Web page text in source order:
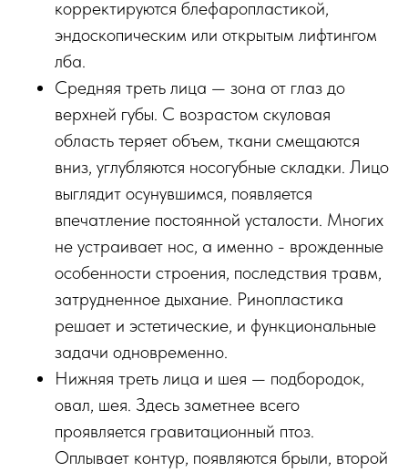
корректируются блефаропластикой,
эндоскопическим или открытым лифтингом
лба.
Средняя треть лица — зона от глаз до
верхней губы. С возрастом скуловая
область теряет объем, ткани смещаются
вниз, углубляются носогубные складки. Лицо
выглядит осунувшимся, появляется
впечатление постоянной усталости. Многих
не устраивает нос, а именно - врожденные
особенности строения, последствия травм,
затрудненное дыхание. Ринопластика
решает и эстетические, и функциональные
задачи одновременно.
Нижняя треть лица и шея — подбородок,
овал, шея. Здесь заметнее всего
проявляется гравитационный птоз.
Оплывает контур, появляются брыли, второй